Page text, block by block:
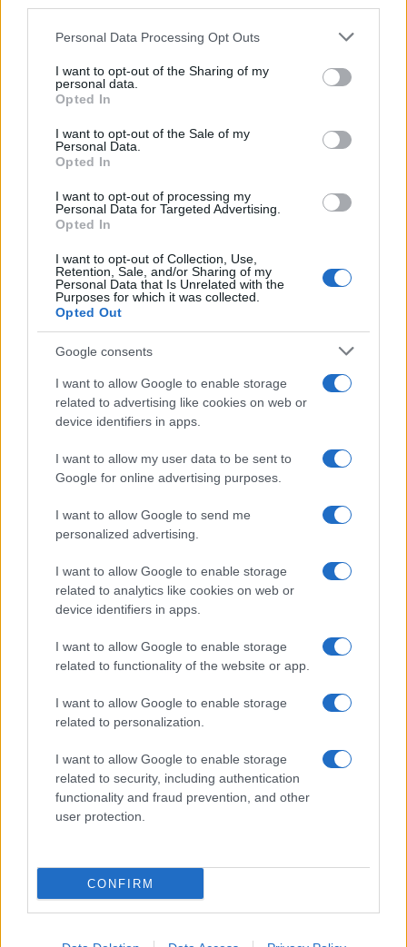
This information may also be disclosed by us to third parties
further disclose it to other third parties.
Please note that this website/app uses one or more Google
services and may gather and store information including but
not limited to your visit or usage behaviour. You may click to
grant or deny consent to Google and its third-party tags to
consent section.
Personal Data Processing Opt Outs
I want to opt-out of the Sharing of my
personal data.
Opted In
I want to opt-out of the Sale of my
Personal Data.
Opted In
I want to opt-out of processing my
Personal Data for Targeted Advertising.
Opted In
I want to opt-out of Collection, Use,
Retention, Sale, and/or Sharing of my
Personal Data that Is Unrelated with the
Purposes for which it was collected.
Opted Out
Google consents
I want to allow Google to enable storage
related to advertising like cookies on web or
device identifiers in apps.
I want to allow my user data to be sent to
Google for online advertising purposes.
I want to allow Google to send me
personalized advertising.
I want to allow Google to enable storage
related to analytics like cookies on web or
device identifiers in apps.
I want to allow Google to enable storage
related to functionality of the website or app.
I want to allow Google to enable storage
related to personalization.
I want to allow Google to enable storage
related to security, including authentication
functionality and fraud prevention, and other
user protection.
CONFIRM
©2026 - giardinaggio.net - p.iva 03338800984
Collabora con Giardinaggio.net